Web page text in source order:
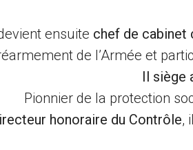
ensuite chef de cabinet
de l’Armée et
Il siège
Pionnier de la protection
honoraire du Contrôle,